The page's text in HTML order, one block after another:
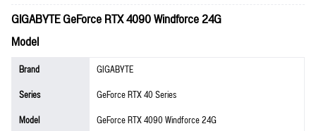
GIGABYTE GeForce RTX 4090 Windforce 24G
Model
Brand
GIGABYTE
Series
GeForce RTX 40 Series
Model
GeForce RTX 4090 Windforce 24G